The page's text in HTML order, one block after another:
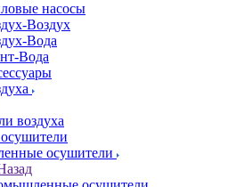
насосы
Воздух
Вода
Вода
воздуха
осушители